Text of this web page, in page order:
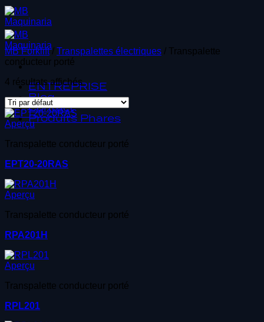
Passer
au
contenu
ENTREPRISE
Blog
Contact
Produits Phares
MB Forklift / Transpalettes électriques / Transpalette
conducteur porté
4 résultats affichés
Aperçu
Transpalette conducteur porté
EPT20-20RAS
Aperçu
Transpalette conducteur porté
RPA201H
Aperçu
Transpalette conducteur porté
RPL201